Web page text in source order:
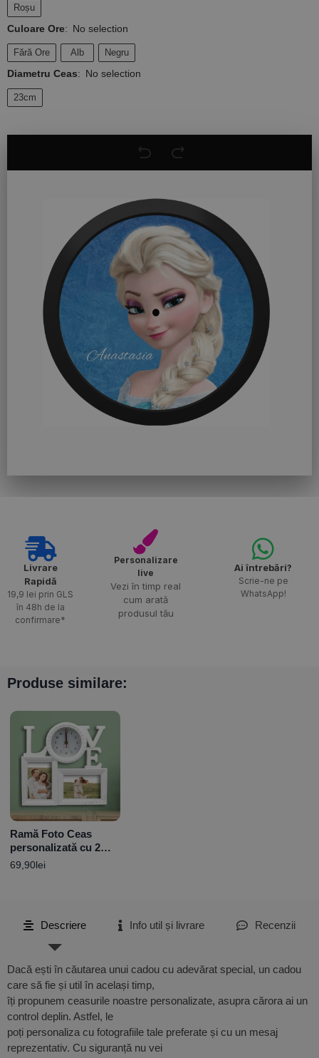
Roșu
Culoare Ore: No selection
Fără Ore Alb Negru
Diametru Ceas: No selection
23cm
Livrare
Rapidă​
19,9 lei prin GLS
în 48h de la
confirmare*
Personalizare
live
Vezi în timp real
cum arată
produsul tău
Ai întrebări?
Scrie-ne pe
WhatsApp!
Produse similare:
Ramă Foto Ceas
personalizată cu 2
poze -Love
69,90lei
Descriere Info util și livrare Recenzii
Dacă ești în căutarea unui cadou cu adevărat special, un cadou
care să fie și util în același timp,
îți propunem ceasurile noastre personalizate, asupra cărora ai un
control deplin. Astfel, le
poți personaliza cu fotografiile tale preferate și cu un mesaj
reprezentativ. Cu siguranță nu vei